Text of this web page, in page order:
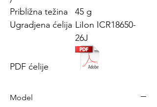
Približna težina
45 g
Ugradjena ćelija LiIon ICR18650-
26J
PDF ćelije
Model